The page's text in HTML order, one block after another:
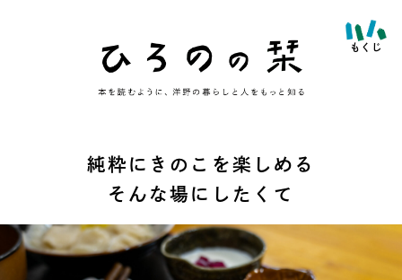
純粋にきのこを楽しめる
そんな場にしたくて